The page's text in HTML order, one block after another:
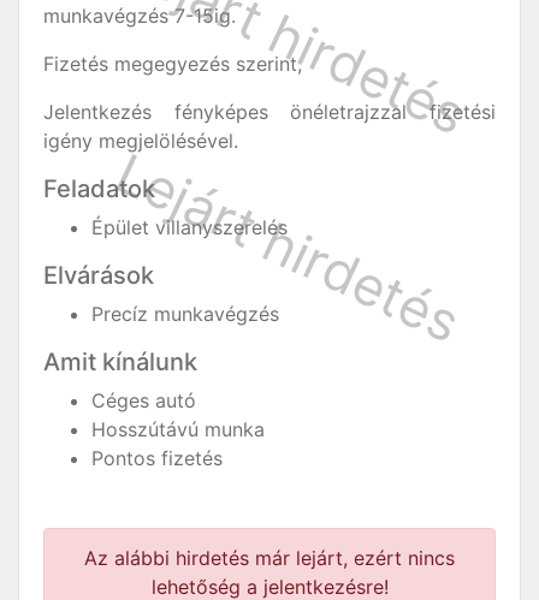
munkavégzés 7-15ig.
Fizetés megegyezés szerint,
Jelentkezés fényképes önéletrajzzal fizetési
igény megjelölésével.
Feladatok
Épület villanyszerelés
Elvárások
Precíz munkavégzés
Amit kínálunk
Céges autó
Hosszútávú munka
Pontos fizetés
Az alábbi hirdetés már lejárt, ezért nincs
lehetőség a jelentkezésre!